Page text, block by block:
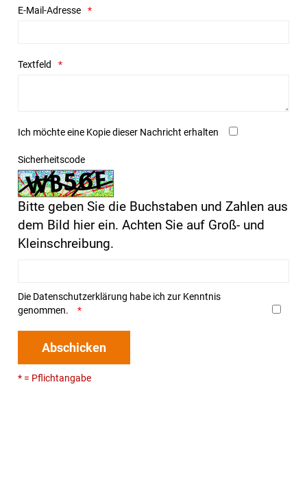
E-Mail-Adresse
Textfeld
Ich möchte eine Kopie dieser Nachricht erhalten
Sicherheitscode
Bitte geben Sie die Buchstaben und Zahlen aus
dem Bild hier ein. Achten Sie auf Groß- und
Kleinschreibung.
Die Datenschutzerklärung habe ich zur Kenntnis
genommen.
Abschicken
* = Pflichtangabe